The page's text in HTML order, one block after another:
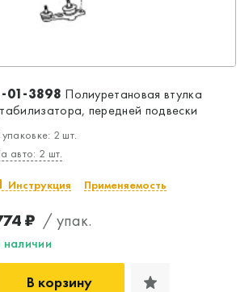
01-3898 Полиуретановая втулка
передней подвески
упаковке: 2 шт.
авто: 2 шт.
Инструкция Применяемость
₽ / упак.
наличии
В корзину